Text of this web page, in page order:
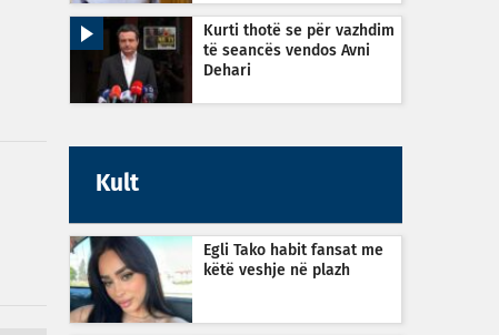
Kurti thotë se për vazhdim
të seancës vendos Avni
Dehari
Kult
Egli Tako habit fansat me
këtë veshje në plazh